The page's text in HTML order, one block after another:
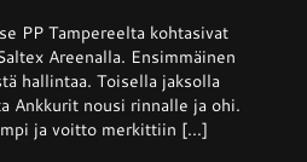
–
Ankkurit
nappasi
pisteen
hallitsevalta
mestarilta
PP Tampereelta kohtasivat
Areenalla. Ensimmäinen
hallintaa. Toisella jaksolla
Ankkurit nousi rinnalle ja ohi.
ja voitto merkittiin [...]